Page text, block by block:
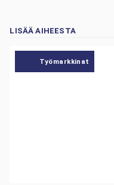
LISÄÄ AIHEESTA
Työmarkkinat